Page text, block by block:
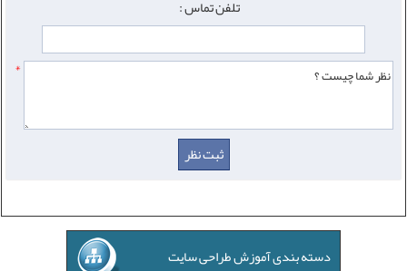
تلفن تماس :
*
دسته بندی آموزش طراحی سایت